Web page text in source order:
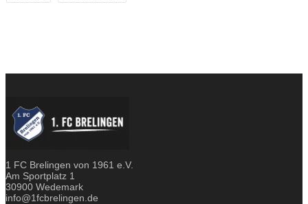
1 FC Brelingen von 1961 e.V.
Am Sportplatz 1
30900 Wedemark
info@1fcbrelingen.de